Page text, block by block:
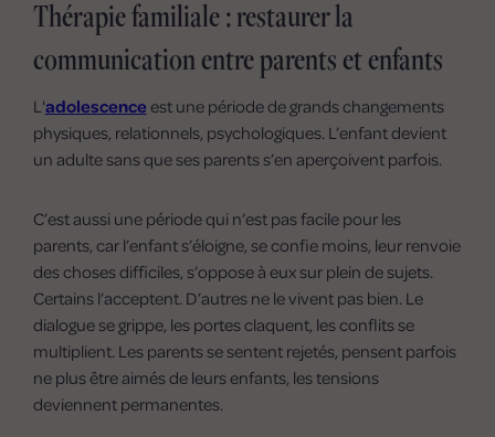
Thérapie familiale : restaurer la
communication entre parents et enfants
L'adolescenceest une période de grands changements
physiques, relationnels, psychologiques. L’enfant devient
un adulte sans que ses parents s’en aperçoivent parfois.
C’est aussi une période qui n’est pas facile pour les
parents, car l’enfant s’éloigne, se confie moins, leur renvoie
des choses difficiles, s’oppose à eux sur plein de sujets.
Certains l’acceptent. D’autres ne le vivent pas bien. Le
dialogue se grippe, les portes claquent, les conflits se
multiplient. Les parents se sentent rejetés, pensent parfois
ne plus être aimés de leurs enfants, les tensions
deviennent permanentes.